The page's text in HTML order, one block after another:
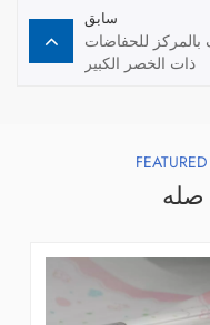
سابق
للحفاضات
ذات الخصر الكبير
صله